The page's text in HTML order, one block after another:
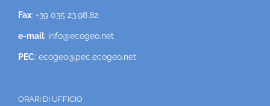
Fax: +39 035 23.98.82
e-mail: info@ecogeo.net
PEC: ecogeo@pec.ecogeo.net
ORARI DI UFFICIO